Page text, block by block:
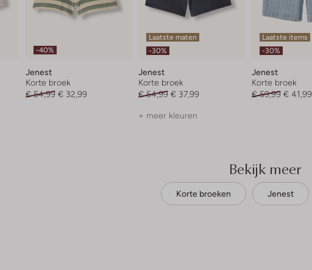
-40%
Jenest
Korte broek
€ 54,99 € 32,99
Laatste maten
-30%
Jenest
Korte broek
€ 54,99 € 37,99
+ meer kleuren
Laatste items
-30%
Jenest
Korte broek
€ 59,99 € 41,99
Bekijk meer
Korte broeken Jenest